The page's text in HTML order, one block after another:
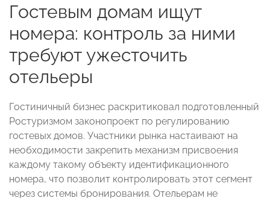
Гостевым домам ищут
номера: контроль за ними
требуют ужесточить
отельеры
Гостиничный бизнес раскритиковал подготовленный
Ростуризмом законопроект по регулированию
гостевых домов. Участники рынка настаивают на
необходимости закрепить механизм присвоения
каждому такому объекту идентификационного
номера, что позволит контролировать этот сегмент
через системы бронирования. Отельерам не